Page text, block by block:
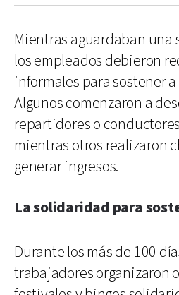
Mientras aguardaban una
los empleados debieron
informales para sostener
Algunos comenzaron a
repartidores o
mientras otros realizaron
generar ingresos.
La solidaridad para
Durante los más de 100
trabajadores organizaron